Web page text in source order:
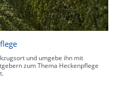
und umgebe ihn mit
zum Thema Heckenpflege